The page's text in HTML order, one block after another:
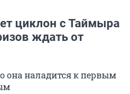
циклон с Таймыра
ждать от
она наладится к первым